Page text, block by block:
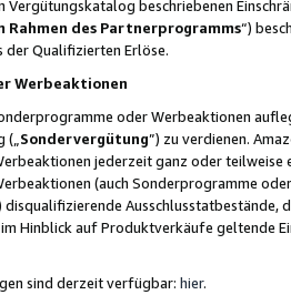
Vergütungskatalog beschriebenen
des Partnerprogramms“)
Qualifizierten Erlöse.
Werbeaktionen
oder Werbeaktionen
Sondervergütung”) zu verdienen.
jederzeit ganz oder
(auch Sonderprogramme
Ausschlusstatbestände,
Hinblick auf Produktverkäufe geltende
sind derzeit verfügbar: hier.